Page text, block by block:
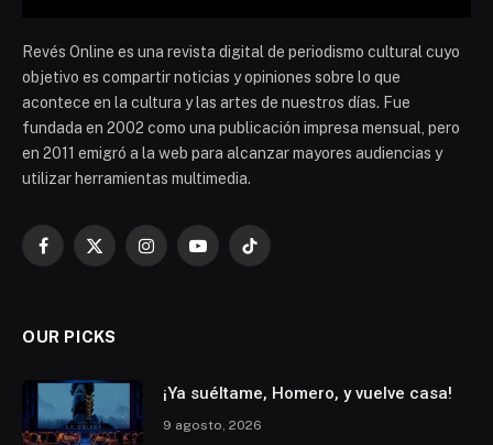
Revés Online es una revista digital de periodismo cultural cuyo
objetivo es compartir noticias y opiniones sobre lo que
acontece en la cultura y las artes de nuestros días. Fue
fundada en 2002 como una publicación impresa mensual, pero
en 2011 emigró a la web para alcanzar mayores audiencias y
utilizar herramientas multimedia.
Facebook
X
InstagramYouTubeTikTok
OUR PICKS
¡Ya suéltame, Homero, y vuelve casa!
9 agosto, 2026